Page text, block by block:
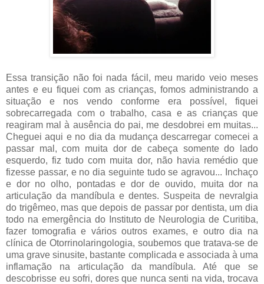
Essa transição não foi nada fácil, meu marido veio meses
antes e eu fiquei com as crianças, fomos administrando a
situação e nos vendo conforme era possível, fiquei
sobrecarregada com o trabalho, casa e as crianças que
reagiram mal à ausência do pai, me desdobrei em muitas...
Cheguei aqui e no dia da mudança descarregar comecei a
passar mal, com muita dor de cabeça somente do lado
esquerdo, fiz tudo com muita dor, não havia remédio que
fizesse passar, e no dia seguinte tudo se agravou... Inchaço
e dor no olho, pontadas e dor de ouvido, muita dor na
articulação da mandíbula e dentes. Suspeita de nevralgia
do trigêmeo, mas que depois de passar por dentista, um dia
todo na emergência do Instituto de Neurologia de Curitiba,
fazer tomografia e vários outros exames, e outro dia na
clínica de Otorrinolaringologia, soubemos que tratava-se de
uma grave sinusite, bastante complicada e associada à uma
inflamação na articulação da mandíbula. Até que se
descobrisse eu sofri, dores que nunca senti na vida, trocava